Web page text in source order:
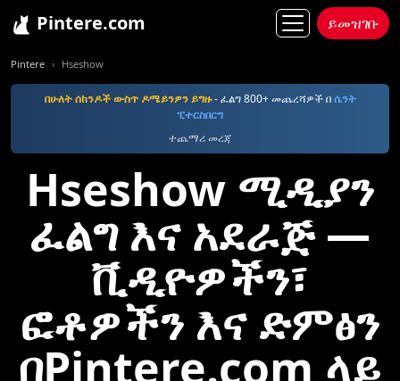
Pintere.com ይመዝገቡ
Pintere Hseshow
በሁለት ሰከንዶች ውስጥ ዶሜይንዎን ይግዙ- ፈልግ 800+ መጨረሻዎች በሴንት
ፒተርስበርግ
ተጨማሪ መረጃ
Hseshow ሚዲያን
ፈልግ እና አደራጅ —
ቪዲዮዎችን፣
ፎቶዎችን እና ድምፅን
በPintere.com ላይ